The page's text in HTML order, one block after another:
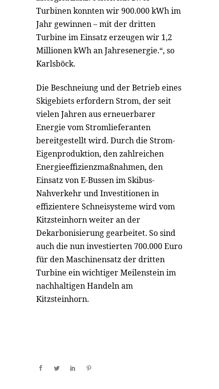
Turbinen konnten wir 900.000 kWh im
Jahr gewinnen – mit der dritten
Turbine im Einsatz erzeugen wir 1,2
Millionen kWh an Jahresenergie.“, so
Karlsböck.
Die Beschneiung und der Betrieb eines
Skigebiets erfordern Strom, der seit
vielen Jahren aus erneuerbarer
Energie vom Stromlieferanten
bereitgestellt wird. Durch die Strom-
Eigenproduktion, den zahlreichen
Energieeffizienzmaßnahmen, den
Einsatz von E-Bussen im Skibus-
Nahverkehr und Investitionen in
effizientere Schneisysteme wird vom
Kitzsteinhorn weiter an der
Dekarbonisierung gearbeitet. So sind
auch die nun investierten 700.000 Euro
für den Maschinensatz der dritten
Turbine ein wichtiger Meilenstein im
nachhaltigen Handeln am
Kitzsteinhorn.